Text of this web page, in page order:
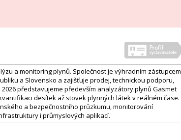
a monitoring plynů. Společnost je výhradním zástupcem
a Slovensko a zajišťuje prodej, technickou podporu,
představujeme především analyzátory plynů Gasmet
desítek až stovek plynných látek v reálném čase.
a bezpečnostního průzkumu, monitorování
i průmyslových aplikací.